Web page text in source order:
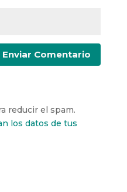
reducir el spam.
los datos de tus